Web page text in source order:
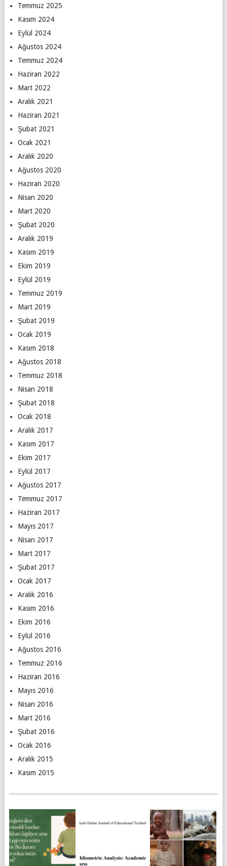
Temmuz 2025
Kasım 2024
Eylül 2024
Ağustos 2024
Temmuz 2024
Haziran 2022
Mart 2022
Aralık 2021
Haziran 2021
Şubat 2021
Ocak 2021
Aralık 2020
Ağustos 2020
Haziran 2020
Nisan 2020
Mart 2020
Şubat 2020
Aralık 2019
Kasım 2019
Ekim 2019
Eylül 2019
Temmuz 2019
Mart 2019
Şubat 2019
Ocak 2019
Kasım 2018
Ağustos 2018
Temmuz 2018
Nisan 2018
Şubat 2018
Ocak 2018
Aralık 2017
Kasım 2017
Ekim 2017
Eylül 2017
Ağustos 2017
Temmuz 2017
Haziran 2017
Mayıs 2017
Nisan 2017
Mart 2017
Şubat 2017
Ocak 2017
Aralık 2016
Kasım 2016
Ekim 2016
Eylül 2016
Ağustos 2016
Temmuz 2016
Haziran 2016
Mayıs 2016
Nisan 2016
Mart 2016
Şubat 2016
Ocak 2016
Aralık 2015
Kasım 2015